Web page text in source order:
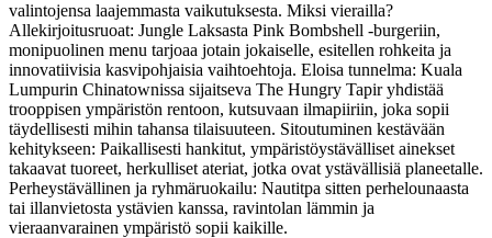
valintojensa laajemmasta vaikutuksesta. Miksi vierailla?
Allekirjoitusruoat: Jungle Laksasta Pink Bombshell -burgeriin,
monipuolinen menu tarjoaa jotain jokaiselle, esitellen rohkeita ja
innovatiivisia kasvipohjaisia vaihtoehtoja. Eloisa tunnelma: Kuala
Lumpurin Chinatownissa sijaitseva The Hungry Tapir yhdistää
trooppisen ympäristön rentoon, kutsuvaan ilmapiiriin, joka sopii
täydellisesti mihin tahansa tilaisuuteen. Sitoutuminen kestävään
kehitykseen: Paikallisesti hankitut, ympäristöystävälliset ainekset
takaavat tuoreet, herkulliset ateriat, jotka ovat ystävällisiä planeetalle.
Perheystävällinen ja ryhmäruokailu: Nautitpa sitten perhelounaasta
tai illanvietosta ystävien kanssa, ravintolan lämmin ja
vieraanvarainen ympäristö sopii kaikille.